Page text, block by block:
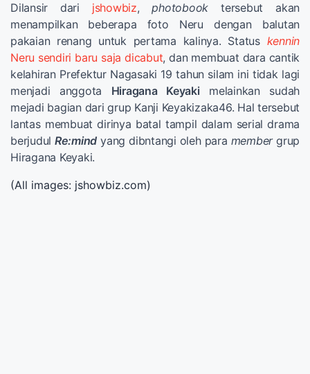
Dilansir dari jshowbiz,photobook tersebut akan
menampilkan beberapa foto Neru dengan balutan
pakaian renang untuk pertama kalinya. Status kennin
Neru sendiri baru saja dicabut, dan membuat dara cantik
kelahiran Prefektur Nagasaki 19 tahun silam ini tidak lagi
menjadi anggota Hiragana Keyaki melainkan sudah
mejadi bagian dari grup Kanji Keyakizaka46. Hal tersebut
lantas membuat dirinya batal tampil dalam serial drama
berjudul Re:mind yang dibntangi oleh para membergrup
Hiragana Keyaki.
(All images: jshowbiz.com)